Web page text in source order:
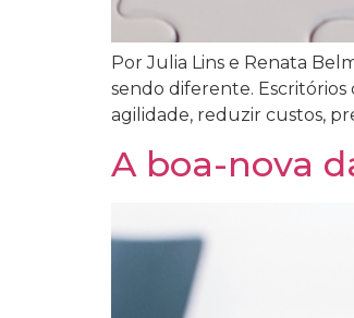
Por Julia Lins e Renata
sendo diferente. Escritórios
agilidade, reduzir custos,
A boa-nova